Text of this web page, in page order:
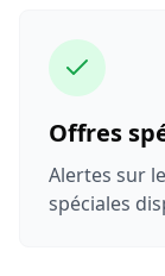
Offres
Alertes sur
spéciales